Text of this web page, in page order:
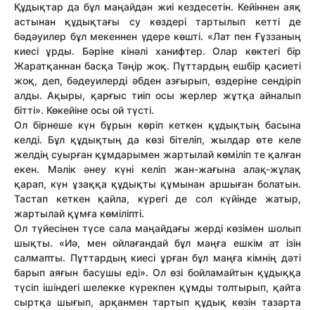
Құдықтар да бұл маңайдан жиі кездесетін. Кейіннен аяқ
астынан құдықтағы су көздері тартылып кетті де
бәдәуилер бұл мекеннен үдере көшті. «Лат пен Ғұззаның
киесі ұрды. Бәріне кінәлі ханифтер. Олар көктегі бір
Жаратқаннан басқа Тәңір жоқ. Пұттардың ешбір қасиеті
жоқ, деп, бәдеуилерді әбден азғырып, өздеріне сендіріп
алды. Ақыры, қарғыс тиіп осы жерлер жұтқа айналып
бітті». Көкейіне осы ой түсті.
Ол бірнеше күн бұрын көріп кеткен құдықтың басына
келді. Бұл құдықтың да көзі бітеліп, жылдар өте келе
желдің суырған құмдарымен жартылай көміліп те қалған
екен. Мәлік әнеу күні келіп жан-жағына алақ-жұлақ
қарап, күн ұзаққа құдықты құмынан аршыған болатын.
Тастап кеткен қайла, күрегі де сол күйінде жатыр,
жартылай құмға көміліпті.
Ол түйесінен түсе сала маңайдағы жерді көзімен шолып
шықты. «Иә, мен ойлағандай бұл маңға ешкім ат ізін
салмапты. Пұттардың киесі ұрған бұл маңға кімнің дәті
барып аяғын басушы еді». Ол өзі бойламайтын құдыққа
түсіп ішіндегі шелекке күрекпен құмды толтырып, қайта
сыртқа шығып, арқанмен тартып құдық көзін тазарта